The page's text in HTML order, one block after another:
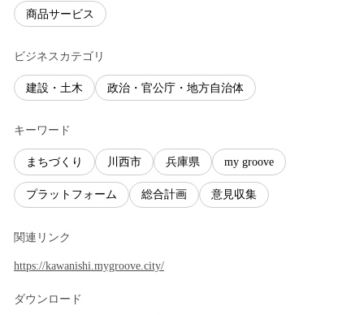
商品サービス
ビジネスカテゴリ
建設・土木 政治・官公庁・地方自治体
キーワード
まちづくり 川西市 兵庫県 my groove
プラットフォーム 総合計画 意見収集
関連リンク
https://kawanishi.mygroove.city/
ダウンロード